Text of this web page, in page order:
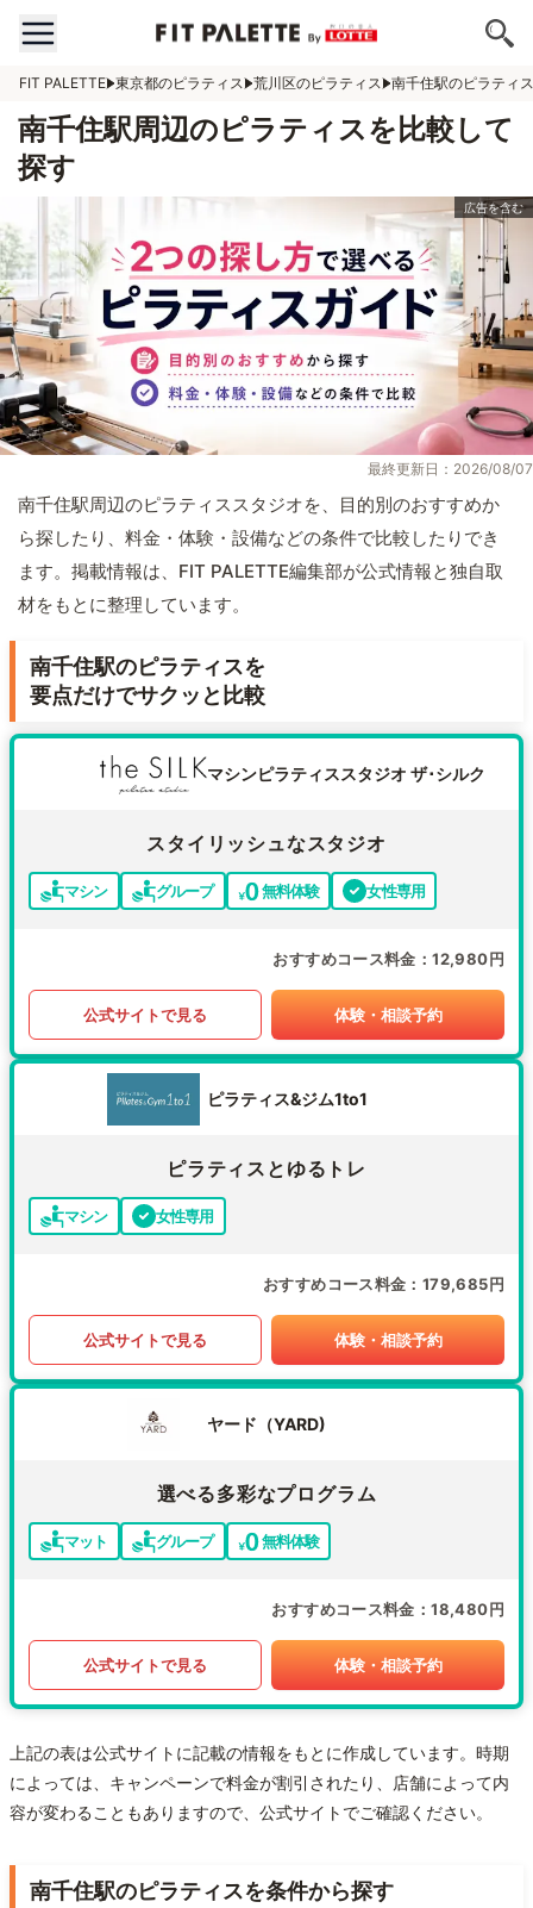
FIT PALETTE 東京都のピラティス 荒川区のピラティス 南千住駅のピラティス
南千住駅周辺のピラティスを比較して
探す
最終更新日：2026/08/07
南千住駅周辺のピラティススタジオを、目的別のおすすめか
ら探したり、料金・体験・設備などの条件で比較したりでき
ます。掲載情報は、FIT PALETTE編集部が公式情報と独自取
材をもとに整理しています。
南千住駅のピラティスを
要点だけでサクッと比較
マシンピラティススタジオ ザ･シルク
スタイリッシュなスタジオ
マシン グループ 無料体験 女性専用
おすすめコース料金 12,980円
公式サイトで見る 体験・相談予約
ピラティス&ジム1to1
ピラティスとゆるトレ
マシン 女性専用
おすすめコース料金 179,685円
公式サイトで見る 体験・相談予約
ヤード（YARD)
選べる多彩なプログラム
マット グループ 無料体験
おすすめコース料金 18,480円
公式サイトで見る 体験・相談予約
上記の表は公式サイトに記載の情報をもとに作成しています。時期
によっては、キャンペーンで料金が割引されたり、店舗によって内
容が変わることもありますので、公式サイトでご確認ください。
南千住駅のピラティスを条件から探す